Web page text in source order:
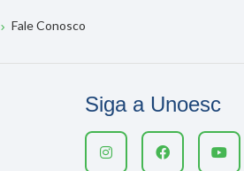
Fale Conosco
Siga a Unoesc